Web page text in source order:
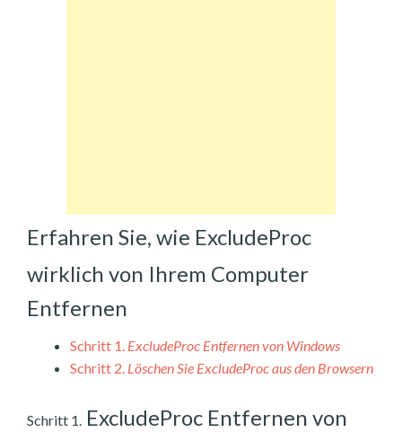
Erfahren Sie, wie ExcludeProc
wirklich von Ihrem Computer
Entfernen
Schritt 1. ExcludeProc Entfernen von Windows
Schritt 2. Löschen Sie ExcludeProc aus den Browsern
Schritt 1. ExcludeProc Entfernen von